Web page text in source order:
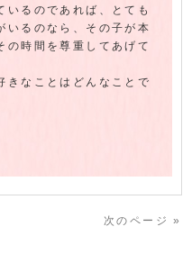
いるのであれば、とても
いるのなら、その子が本
の時間を尊重してあげて
なことはどんなことで
次のページ »